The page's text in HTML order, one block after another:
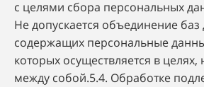
с целями сбора персональных
Не допускается объединение баз
содержащих персональные
которых осуществляется в
между собой.5.4. Обработке